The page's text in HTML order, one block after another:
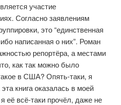
участие
Согласно заявлениям
это “единственная
написанная о них”. Роман
репортёра, а местами
как так можно было
в США? Опять-таки, я
книга оказалась в моей
её всё-таки прочёл, даже не